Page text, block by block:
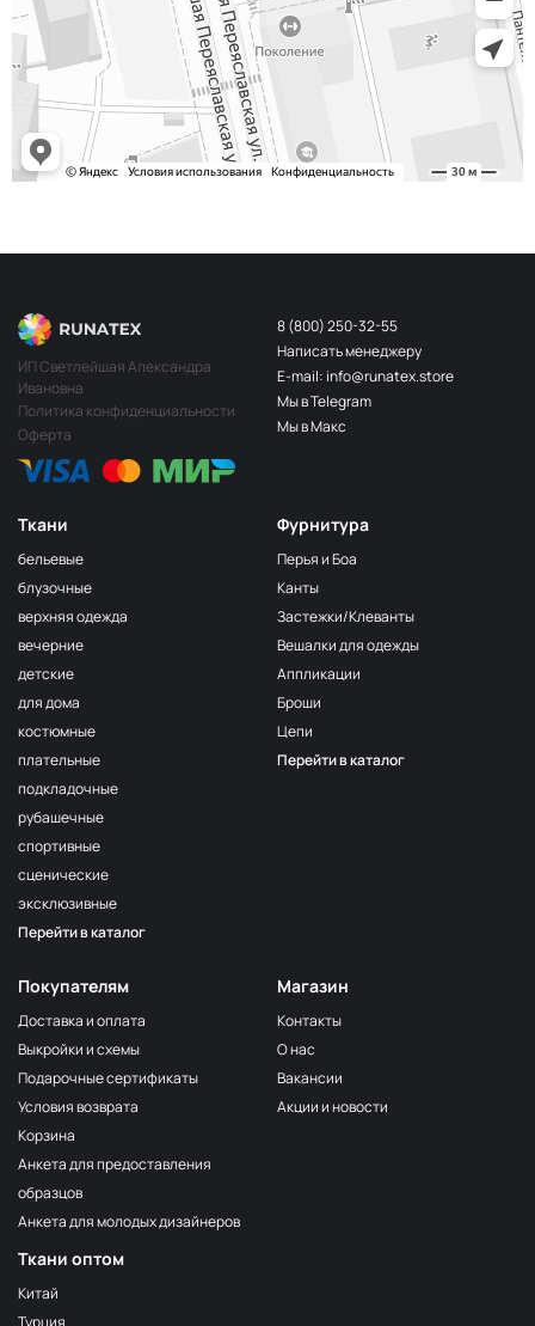
Ткани
бельевые
блузочные
верхняя одежда
вечерние
детские
для дома
костюмные
плательные
подкладочные
рубашечные
спортивные
сценические
эксклюзивные
Перейти в каталог
Фурнитура
Перья и Боа
Канты
Застежки/Клеванты
Вешалки для одежды
Аппликации
Броши
Цепи
Перейти в каталог
Покупателям
Доставка и оплата
Выкройки и схемы
Подарочные сертификаты
Условия возврата
Корзина
Анкета для предоставления
образцов
Анкета для молодых дизайнеров
Ткани оптом
Китай
Турция
Магазин
Контакты
О нас
Вакансии
Акции и новости
ИП Светлейшая Александра
Ивановна
Политика конфиденциальности
Оферта
8 (800) 250-32-55
Написать менеджеру
E-mail: info@runatex.store
Мы в Telegram
Мы в Макс